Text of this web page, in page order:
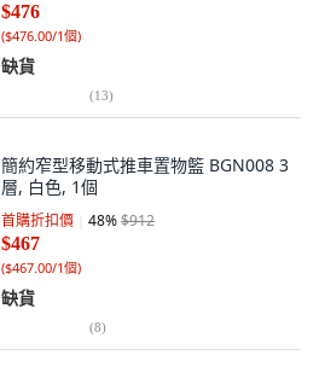
$476
($476.00/1個)
缺貨
(13)
簡約窄型移動式推車置物籃 BGN008 3
層, 白色, 1個
首購折扣價 48%$912
$467
($467.00/1個)
缺貨
(8)